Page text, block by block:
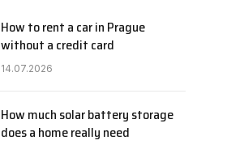
How to rent a car in Prague
without a credit card
14.07.2026
How much solar battery storage
does a home really need